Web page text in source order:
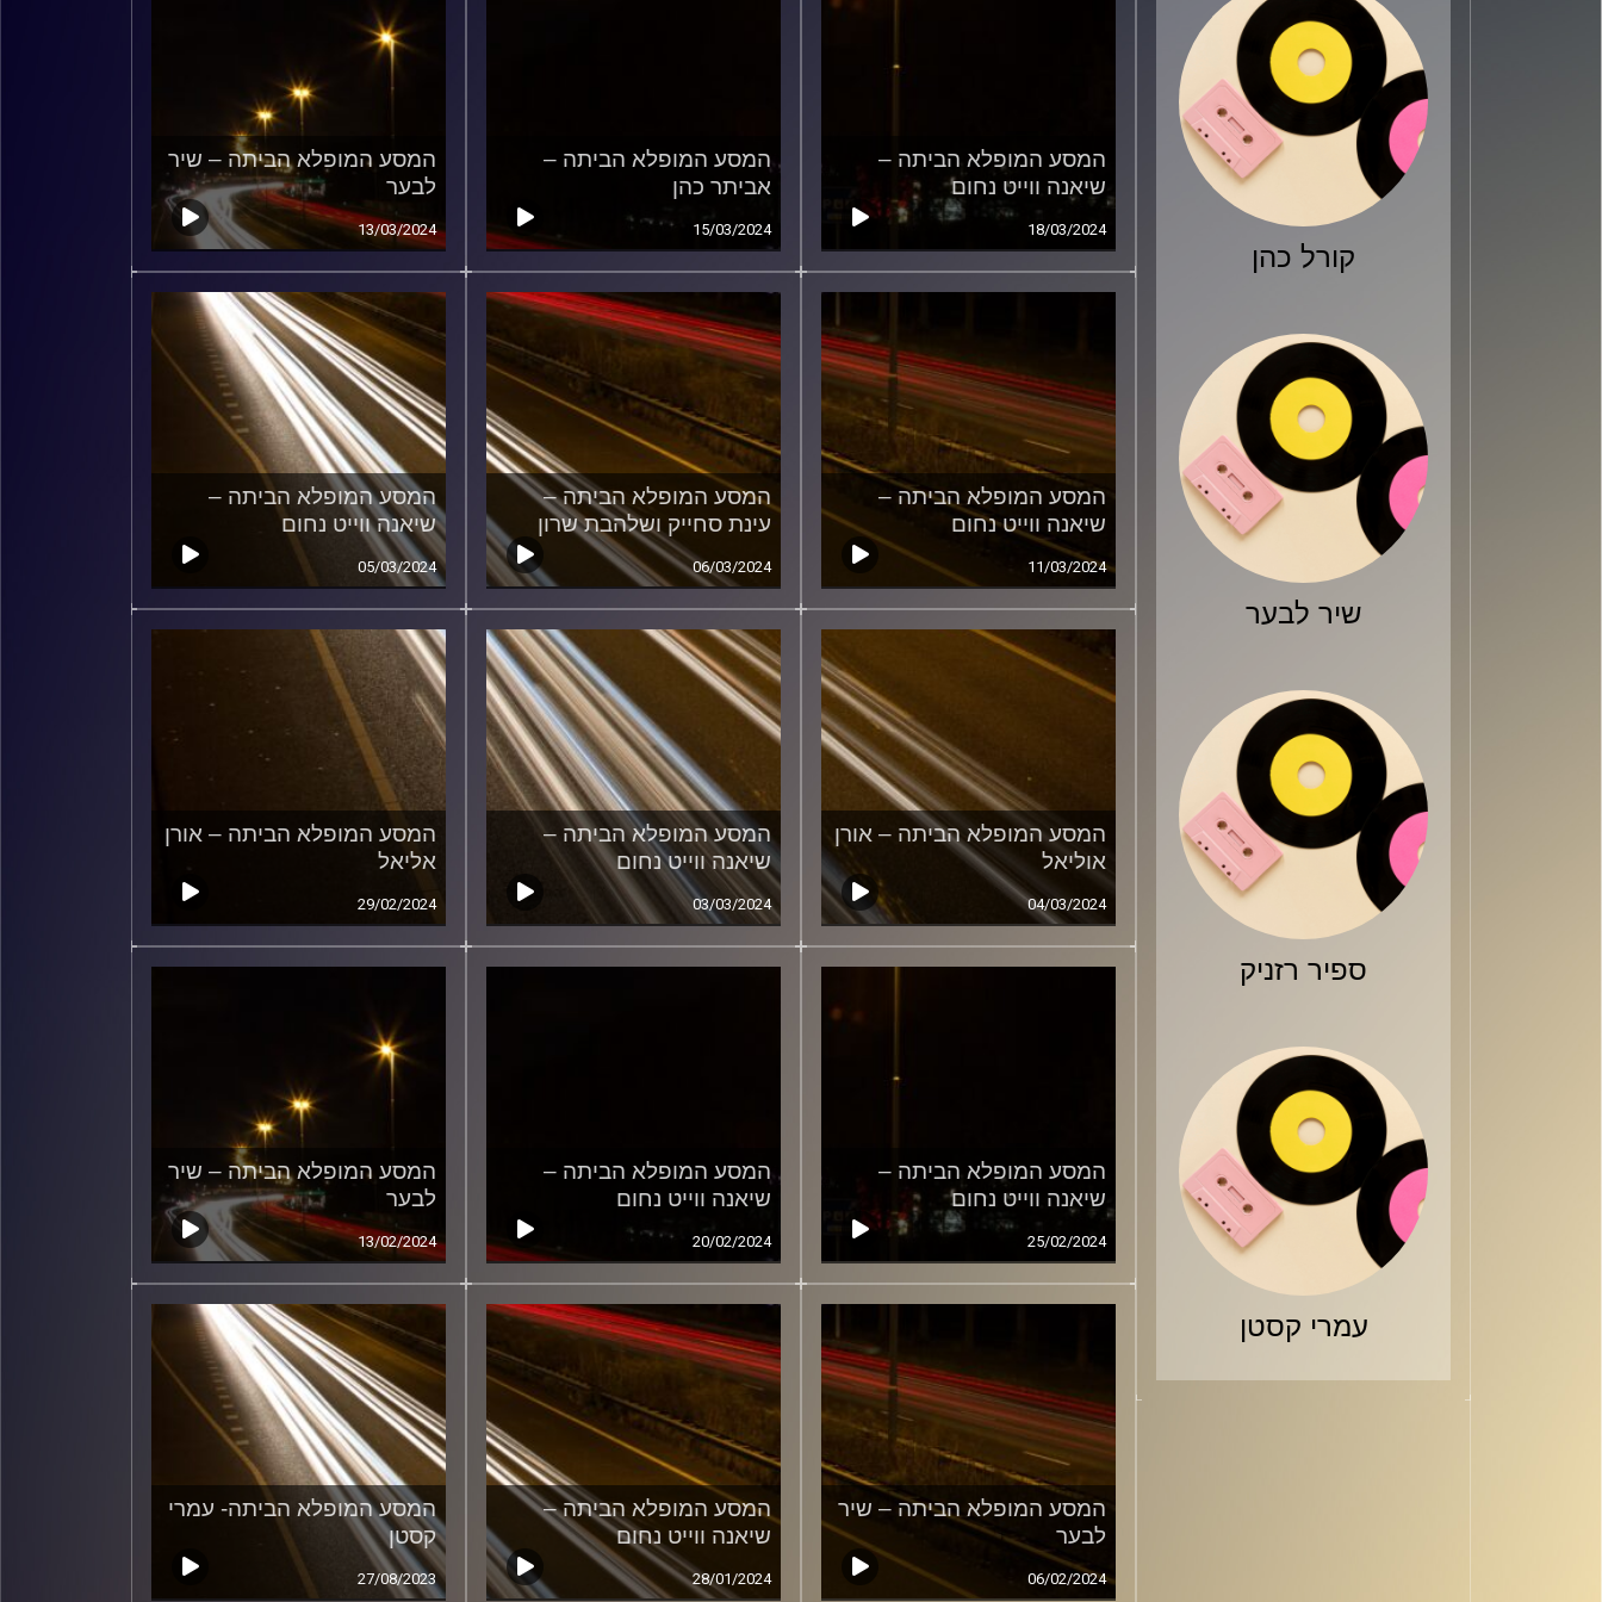
קורל כהן
שיר לבער
ספיר רזניק
עמרי קסטן
המסע המופלא הביתה –
שיאנה ווייט נחום
18/03/2024
המסע המופלא הביתה –
אביתר כהן
15/03/2024
המסע המופלא הביתה – שיר
לבער
13/03/2024
המסע המופלא הביתה –
שיאנה ווייט נחום
11/03/2024
המסע המופלא הביתה –
עינת סחייק ושלהבת שרון
06/03/2024
המסע המופלא הביתה –
שיאנה ווייט נחום
05/03/2024
המסע המופלא הביתה – אורן
אוליאל
04/03/2024
המסע המופלא הביתה –
שיאנה ווייט נחום
03/03/2024
המסע המופלא הביתה – אורן
אליאל
29/02/2024
המסע המופלא הביתה –
שיאנה ווייט נחום
25/02/2024
המסע המופלא הביתה –
שיאנה ווייט נחום
20/02/2024
המסע המופלא הביתה – שיר
לבער
13/02/2024
המסע המופלא הביתה – שיר
לבער
06/02/2024
המסע המופלא הביתה –
שיאנה ווייט נחום
28/01/2024
המסע המופלא הביתה- עמרי
קסטן
27/08/2023